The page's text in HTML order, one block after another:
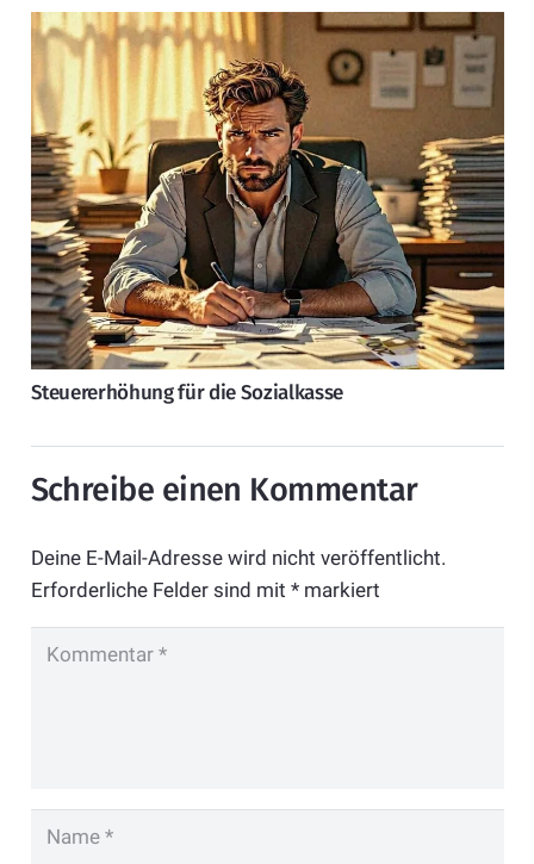
Steuererhöhung für die Sozialkasse
Schreibe einen Kommentar
Deine E-Mail-Adresse wird nicht veröffentlicht.
Erforderliche Felder sind mit *markiert